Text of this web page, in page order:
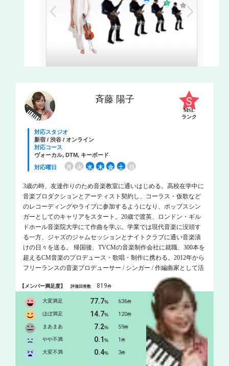
斉藤 陽子
MSL
ランク
対応スタジオ
新宿 / 渋谷 / オンライン
対応コース
ヴォーカル, DTM, キーボード
対応曜日
月 火 水 木 金 土 日
3歳の時、友達作りのため音楽教室に通いはじめる。高校在学中に
音楽プロダクションとアーティスト契約し、コーラス・仮歌など
のレコーディングやライブに参加するようになり、ポップスシン
ガーとしてのキャリアをスタート。20歳で渡英、ロンドン・ギル
ドホール音楽院大学にて作曲を学ぶ。学業では現代音楽に没頭す
る一方、ジャズのジャムセッションとナイトクラブに通い音楽漬
けの日々を送る。 帰国後、TVCMの音楽制作会社に就職、300本を
超えるCM音楽のプロデュース・歌唱・制作に携わる。2012年から
フリーランスの音楽プロデューサー / シンガー / 作編曲家として活
動を開始。 2013年にはNHK「みんなのうた」にて歌唱楽曲がオン
エア。世界的有名企業のCMソング、サウンドロゴなど数多くの
CM歌唱を手掛けており、まさに「声のプロ」。誰もがテレビで一
度は耳にしたことのある声の持ち主です！ 学生の頃から歌や作曲
を教えることが大好きで、プライベートレッスンにて多くの生徒
さんをお教えしてきました。 POPSはもちろん、ジャズ、クラシッ
クなどの多彩な要素を効率よくレッスンに組み込んでおります。
また、レコーディングディレクターとしても日々現場に立ってお
りますので、生徒さんひとりひとりに合った一番輝ける歌い方、
【メンバー満足度】評価回答数 819件
大変満足 77.7% 636件
ほぼ満足 14.7% 120件
まあまあ 7.2% 59件
やや不満 0.1% 1件
大変不満 0.4% 3件